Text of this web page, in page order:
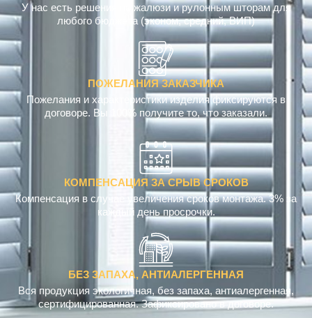
У нас есть решения по жалюзи и рулонным шторам для
любого бюджета (эконом, средний, ВИП)
ПОЖЕЛАНИЯ ЗАКАЗЧИКА
Пожелания и характеристики изделия фиксируются в
договоре. Вы 100% получите то, что заказали.
КОМПЕНСАЦИЯ ЗА СРЫВ СРОКОВ
Компенсация в случае увеличения сроков монтажа. 3% за
каждый день просрочки.
БЕЗ ЗАПАХА, АНТИАЛЕРГЕННАЯ
Вся продукция экологичная, без запаха, антиалергенная,
сертифицированная. Зафиксировано в договоре.